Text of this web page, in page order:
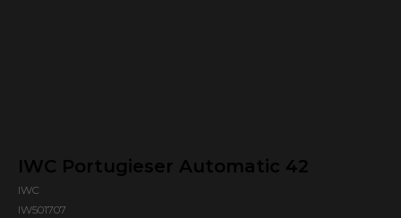
IWC Portugieser Automatic 42
IWC
IW501707